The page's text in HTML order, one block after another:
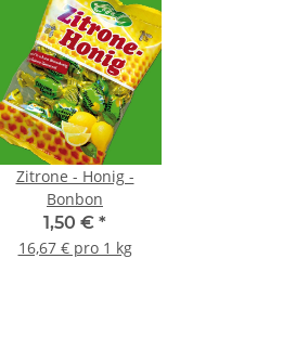
Zitrone - Honig -
Bonbon
1,50 € *
16,67 € pro 1 kg